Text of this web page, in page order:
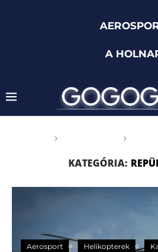
A
KATEGÓRIA:
Aerosport Helikopterek